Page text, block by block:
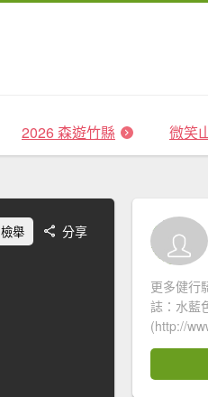
2026 森遊竹縣 微笑
檢舉 分享
更多健行
誌：水藍
(http://